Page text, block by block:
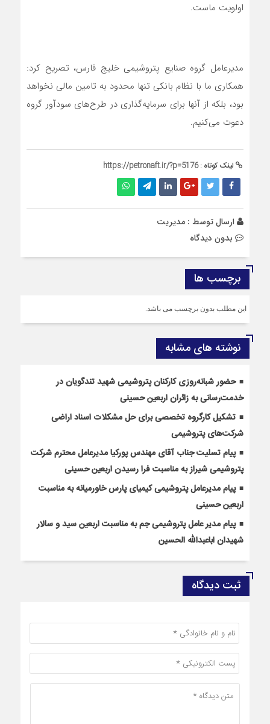
اولویت ماست.
مدیرعامل گروه صنایع پتروشیمی خلیج فارس، تصریح کرد:
همکاری ما با نظام بانکی تنها محدود به تامین مالی نخواهد
بود، بلکه از آنها برای سرمایه‌گذاری در طرح‌های سودآور گروه
دعوت می‌کنیم.
لینک کوتاه :https://petronaft.ir/?p=5176
ارسال توسط : مدیریت
بدون دیدگاه
برچسب ها
این مطلب بدون برچسب می باشد.
نوشته های مشابه
حضور شبانه‌روزی کارکنان پتروشیمی شهید تندگویان در
خدمت‌رسانی به زائران اربعین حسینی
تشکیل کارگروه تخصصی برای حل مشکلات اسناد اراضی
شرکت‌های پتروشیمی
پیام تسلیت جناب آقای مهندس پوركیا مدیرعامل محترم شركت
پتروشیمی شیراز به مناسبت فرا رسیدن اربعین حسینی
پیام مدیرعامل پتروشیمی کیمیای پارس خاورمیانه به مناسبت
اربعین حسینی
پیام مدیر عامل پتروشیمی جم به مناسبت اربعین سید و سالار
شهیدان اباعبدالله الحسین
ثبت دیدگاه